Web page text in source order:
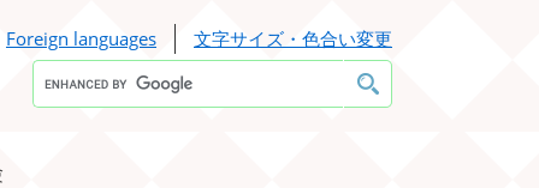
Foreign languages
文字サイズ・色合い変更
Google
カ
ス